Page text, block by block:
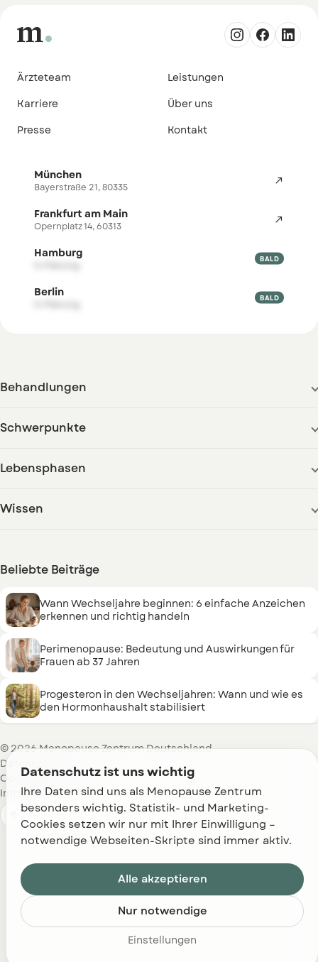
Datenschutz ist uns wichtig
Ihre Daten sind uns als Menopause Zentrum
besonders wichtig. Statistik- und Marketing-
Cookies setzen wir nur mit Ihrer Einwilligung –
notwendige Webseiten-Skripte sind immer aktiv.
Einstellungen
Nur notwendige
Alle akzeptieren
Ärzteteam
Leistungen
Karriere
Über uns
Presse
Kontakt
München 
Bayerstraße 21, 80335
Frankfurt am Main 
Opernplatz 14, 60313
Hamburg 
BALD
Berlin 
BALD
Behandlungen
Schwerpunkte
Lebensphasen
Wissen
Beliebte Beiträge
Wann Wechseljahre beginnen: 6 einfache Anzeichen
erkennen und richtig handeln
Perimenopause: Bedeutung und Auswirkungen für
Frauen ab 37 Jahren
Progesteron in den Wechseljahren: Wann und wie es
den Hormonhaushalt stabilisiert
© 2026 Menopause Zentrum Deutschland
Datenschutz
Cookie-Richtlinie (EU)
Impressum